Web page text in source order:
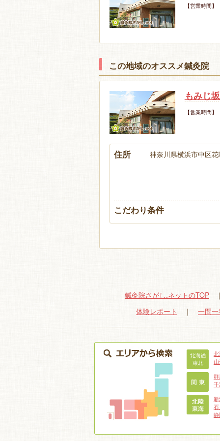
【営業時間
この地域のオススメ鍼灸院
もみじ
【営業時間】
住所 神奈川県横浜市中区
こだわり条件
鍼灸院さがし.ネットのTOP
体験レポート
｜ 一問